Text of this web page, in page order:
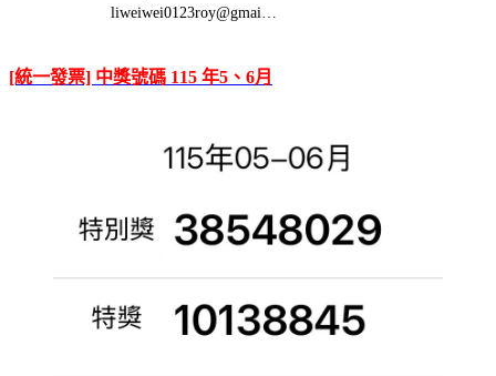
liweiwei0123roy@gmai…
[統一發票] 中獎號碼 115 年5、6月